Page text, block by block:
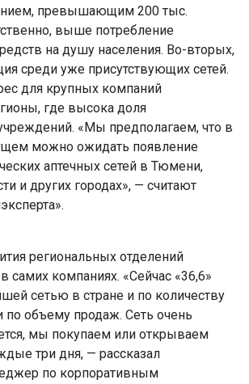
превышающим 200 тыс.
выше потребление
на душу населения. Во-вторых,
среди уже присутствующих сетей.
для крупных компаний
где высока доля
«Мы предполагаем, что в
можно ожидать появление
аптечных сетей в Тюмени,
и других городах», — считают
региональных отделений
самих компаниях. «Сейчас «36,6»
сетью в стране и по количеству
по объему продаж. Сеть очень
мы покупаем или открываем
три дня, — рассказал
по корпоративным